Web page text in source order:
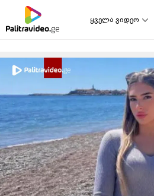
ყველა ვიდეო